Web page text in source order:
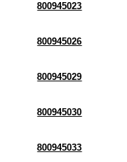
800945023
800945026
800945029
800945030
800945033